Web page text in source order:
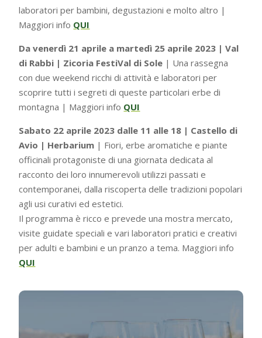
laboratori per bambini, degustazioni e molto altro |
Maggiori info QUI
Da venerdì 21 aprile a martedì 25 aprile 2023 | Val
di Rabbi | Zicoria FestiVal di Sole | Una rassegna
con due weekend ricchi di attività e laboratori per
scoprire tutti i segreti di queste particolari erbe di
montagna | Maggiori info QUI
Sabato 22 aprile 2023 dalle 11 alle 18 | Castello di
Avio | Herbarium | Fiori, erbe aromatiche e piante
officinali protagoniste di una giornata dedicata al
racconto dei loro innumerevoli utilizzi passati e
contemporanei, dalla riscoperta delle tradizioni popolari
agli usi curativi ed estetici.
Il programma è ricco e prevede una mostra mercato,
visite guidate speciali e vari laboratori pratici e creativi
per adulti e bambini e un pranzo a tema. Maggiori info
QUI